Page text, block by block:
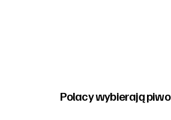
Polacy wybierają piwo